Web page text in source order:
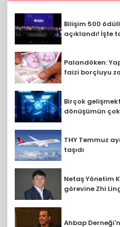
Bilişim 500
açıklandı! İşte
Palandöken:
faizi borçluyu
Birçok
dönüşümün
THY Temmuz
taşıdı
Netaş Yönetim
görevine Zhi
Ahbap